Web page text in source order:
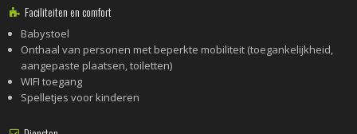
Faciliteiten en comfort
Babystoel
Onthaal van personen met beperkte mobiliteit (toegankelijkheid,
aangepaste plaatsen, toiletten)
WIFI toegang
Spelletjes voor kinderen